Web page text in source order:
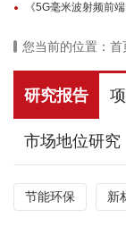
《5G毫米波射频前
您当前的位置： 首
研究报告
市场地位研究
节能环保 新